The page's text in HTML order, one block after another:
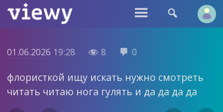
 
01.06.2026 19:28  8  0
флористкой ищу искать нужно смотреть
читать читаю нога гулять и да да да да